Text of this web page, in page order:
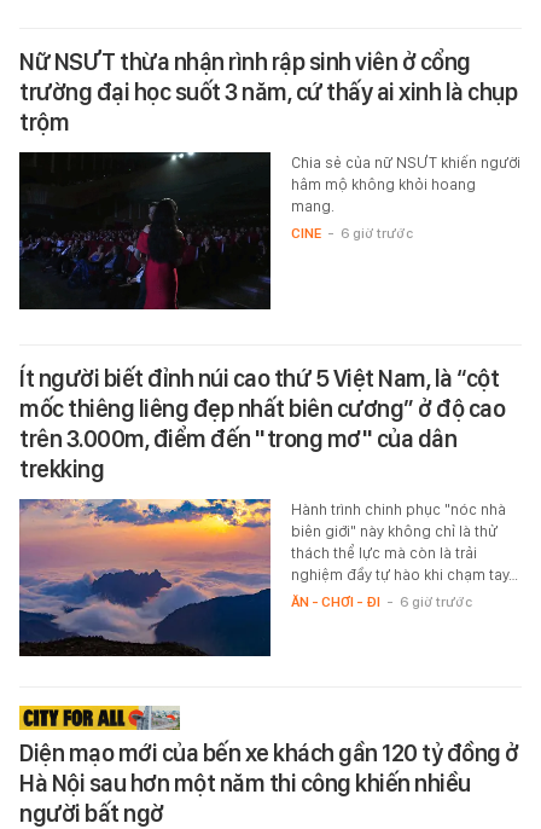
Nữ NSƯT thừa nhận rình rập sinh viên ở cổng
trường đại học suốt 3 năm, cứ thấy ai xinh là chụp
trộm
Chia sẻ của nữ NSƯT khiến người
hâm mộ không khỏi hoang
mang.
CINE - 6 giờ trước
Ít người biết đỉnh núi cao thứ 5 Việt Nam, là “cột
mốc thiêng liêng đẹp nhất biên cương” ở độ cao
trên 3.000m, điểm đến "trong mơ" của dân
trekking
Hành trình chinh phục "nóc nhà
biên giới" này không chỉ là thử
thách thể lực mà còn là trải
nghiệm đầy tự hào khi chạm tay…
ĂN - CHƠI - ĐI - 6 giờ trước
Diện mạo mới của bến xe khách gần 120 tỷ đồng ở
Hà Nội sau hơn một năm thi công khiến nhiều
người bất ngờ